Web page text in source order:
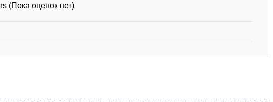
(Пока оценок нет)